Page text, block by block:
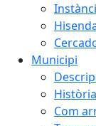
Municipi
Com